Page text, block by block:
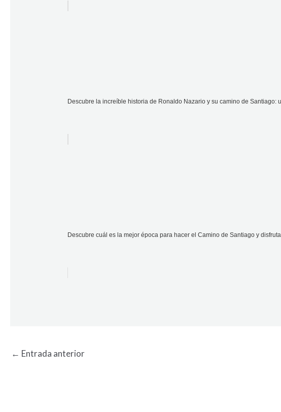
Descubre la increíble historia de Ronaldo Nazario y su camino de Santiago:
Descubre cuál es la mejor época para hacer el Camino de Santiago y disfruta
← Entrada anterior